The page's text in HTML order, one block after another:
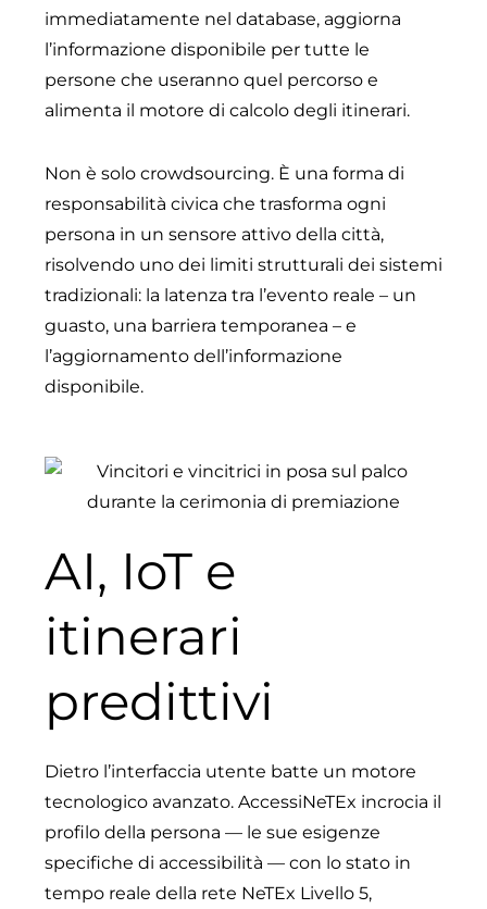
immediatamente nel database, aggiorna
l’informazione disponibile per tutte le
persone che useranno quel percorso e
alimenta il motore di calcolo degli itinerari.
Non è solo crowdsourcing. È una forma di
responsabilità civica che trasforma ogni
persona in un sensore attivo della città,
risolvendo uno dei limiti strutturali dei sistemi
tradizionali: la latenza tra l’evento reale – un
guasto, una barriera temporanea – e
l’aggiornamento dell’informazione
disponibile.
AI, IoT e
itinerari
predittivi
Dietro l’interfaccia utente batte un motore
tecnologico avanzato. AccessiNeTEx incrocia il
profilo della persona — le sue esigenze
specifiche di accessibilità — con lo stato in
tempo reale della rete NeTEx Livello 5,